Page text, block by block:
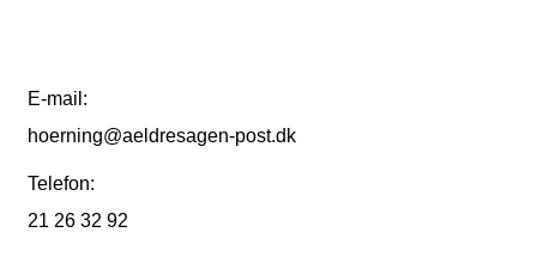
E-mail:
hoerning@aeldresagen-post.dk
Telefon:
21 26 32 92